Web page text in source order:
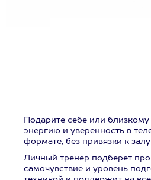
Подарите себе или близкому
энергию и уверенность в
формате, без привязки к
Личный тренер подберет
самочувствие и уровень